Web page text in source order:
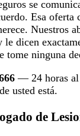
se
Esa oferta
Nuestros
le dicen
tome ninguna
— 24 horas al
usted está.
de